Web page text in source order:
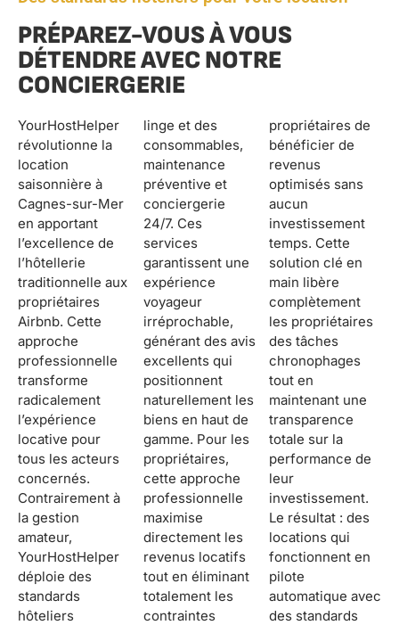
PRÉPAREZ-VOUS À VOUS
DÉTENDRE AVEC NOTRE
CONCIERGERIE
YourHostHelper
révolutionne la
location
saisonnière à
Cagnes-sur-Mer
en apportant
l’excellence de
l’hôtellerie
traditionnelle aux
propriétaires
Airbnb. Cette
approche
professionnelle
transforme
radicalement
l’expérience
locative pour
tous les acteurs
concernés.
Contrairement à
la gestion
amateur,
YourHostHelper
déploie des
standards
hôteliers
linge et des
consommables,
maintenance
préventive et
conciergerie
24/7. Ces
services
garantissent une
expérience
voyageur
irréprochable,
générant des avis
excellents qui
positionnent
naturellement les
biens en haut de
gamme. Pour les
propriétaires,
cette approche
professionnelle
maximise
directement les
revenus locatifs
tout en éliminant
totalement les
contraintes
propriétaires de
bénéficier de
revenus
optimisés sans
aucun
investissement
temps. Cette
solution clé en
main libère
complètement
les propriétaires
des tâches
chronophages
tout en
maintenant une
transparence
totale sur la
performance de
leur
investissement.
Le résultat : des
locations qui
fonctionnent en
pilote
automatique avec
des standards